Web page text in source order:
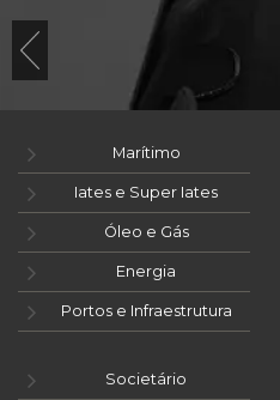
Marítimo
Iates e Super Iates
Óleo e Gás
Energia
Portos e Infraestrutura
Societário